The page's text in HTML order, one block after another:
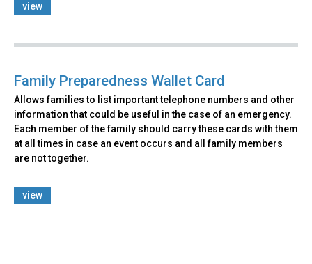
view
Family Preparedness Wallet Card
Allows families to list important telephone numbers and other
information that could be useful in the case of an emergency.
Each member of the family should carry these cards with them
at all times in case an event occurs and all family members
are not together.
view